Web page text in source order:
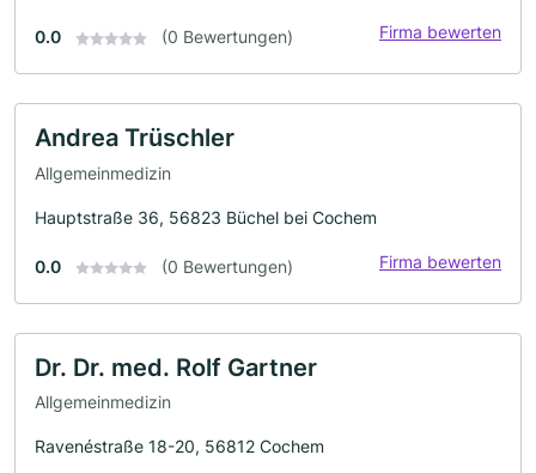
0.0 (0 Bewertungen) Firma bewerten
Andrea Trüschler
Allgemeinmedizin
Hauptstraße 36, 56823 Büchel bei Cochem
0.0 (0 Bewertungen) Firma bewerten
Dr. Dr. med. Rolf Gartner
Allgemeinmedizin
Ravenéstraße 18-20, 56812 Cochem